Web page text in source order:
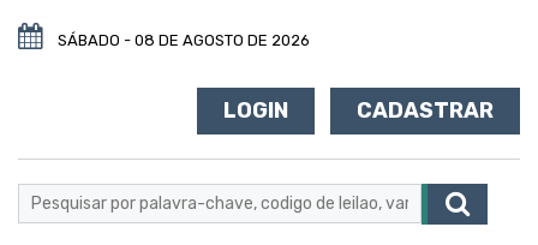
SÁBADO - 08 DE AGOSTO DE 2026
LOGIN CADASTRAR